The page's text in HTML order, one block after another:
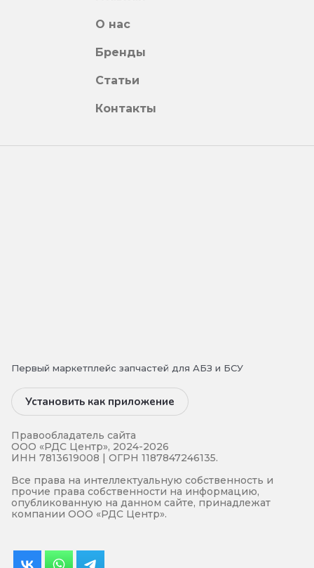
О нас
Бренды
Статьи
Контакты
Первый маркетплейс запчастей для АБЗ и БСУ
Установить как приложение
Правообладатель сайта
ООО «РДС Центр», 2024-2026
ИНН 7813619008 | ОГРН 1187847246135.
Все права на интеллектуальную собственность и
прочие права собственности на информацию,
опубликованную на данном сайте, принадлежат
компании ООО «РДС Центр».